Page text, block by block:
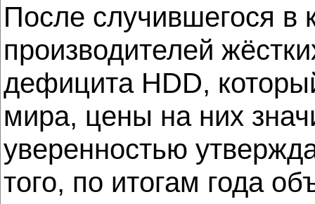
После случившегося в
производителей
дефицита HDD,
мира, цены на них
уверенностью
того, по итогам года